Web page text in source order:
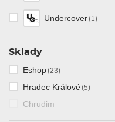
Undercover(1)
Sklady
Eshop(23)
Hradec Králové(5)
Chrudim